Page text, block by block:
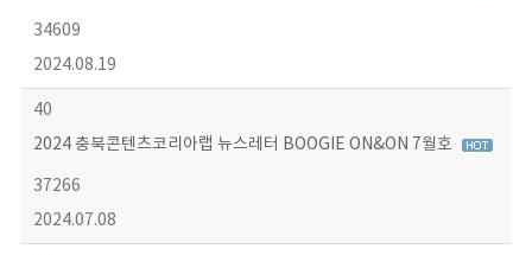
34609
2024.08.19
40
2024 충북콘텐츠코리아랩 뉴스레터 BOOGIE ON&ON 7월호
37266
2024.07.08